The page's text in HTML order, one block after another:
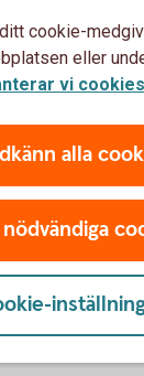
och
då?
utanför
cookie-
eller
vi cookies
alla
nödvändiga